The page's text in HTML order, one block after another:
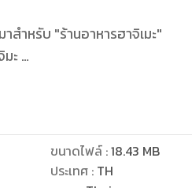
สำหรับ "ร้านอาหารฮาจิเมะ"
ะ
าเข้ามาเป็นบททดสอบชีวิตอยู่บ้าง
ขนาดไฟล์:18.43 MB
ประเทศ : TH